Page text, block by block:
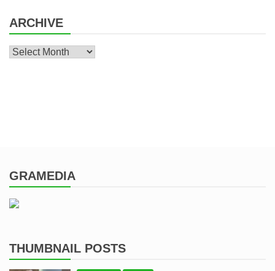
ARCHIVE
Archive
GRAMEDIA
THUMBNAIL POSTS